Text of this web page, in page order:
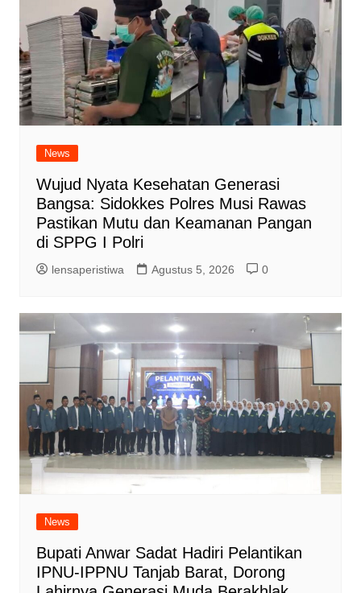
News
Wujud Nyata Kesehatan Generasi
Bangsa: Sidokkes Polres Musi Rawas
Pastikan Mutu dan Keamanan Pangan
di SPPG I Polri
lensaperistiwa Agustus 5, 2026 0
News
Bupati Anwar Sadat Hadiri Pelantikan
IPNU-IPPNU Tanjab Barat, Dorong